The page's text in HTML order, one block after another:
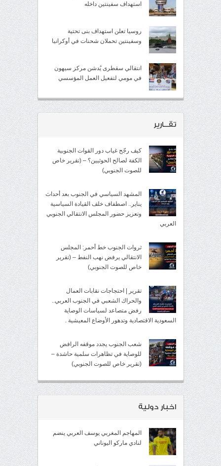
استهداف سفينتين داخله
روسيا تعلن استهداف بنى تحتية
وسفينتين تحملان شحنات في أوكرانيا
انتقالي سقطرى يُدشن مركز سيهون
في مومي لتفعيل العمل المؤسسي
تقــارير
كيف رجّح غياب دور القوات الجنوبية
الكفة لصالح الحوثيين؟ – (تقرير خاص
للصوت الجنوبي)
المشهد السياسي في الجنوب بعد أحداث
يناير.. اصطفاف خلف القيادة السياسية
وتعزيز حضور المجلس الانتقالي الجنوبي
العربي
ثروات الجنوب خط أحمر: المجلس
الانتقالي يرفض نهب النفط – (تقرير
خاص للصوت الجنوبي)
تقرير | احتجاجات نقابات العمال
والحراك الشعبي في الجنوب العربي..
رفض متصاعد لسياسات الوصاية
السعودية الاقتصادية وتدهور الأوضاع المعيشية .
شعب الجنوب يجدد موقفه الرافض
للوصاية في تظاهرات سلمية حاشدة –
(تقرير خاص للصوت الجنوبي)
اخبار دولية
المهاجم المغربي يوسف العربي ينضم
لنادي ماركو اليوناني